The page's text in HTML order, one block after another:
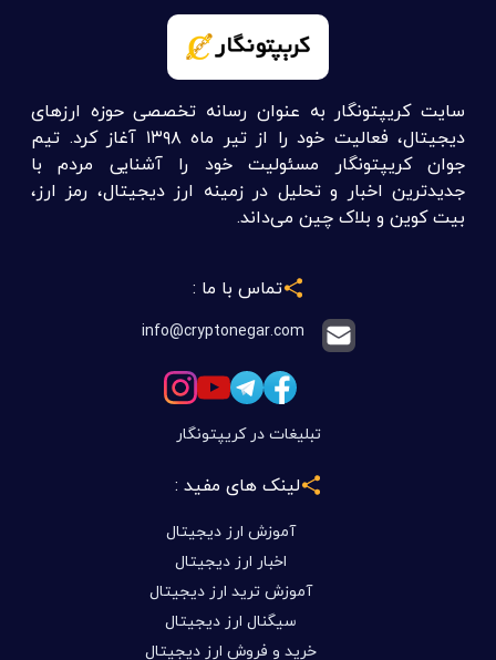
سایت کریپتونگار به عنوان رسانه تخصصی حوزه ارزهای
دیجیتال، فعالیت خود را از تیر ماه ۱۳۹۸ آغاز کرد. تیم
جوان کریپتونگار مسئولیت خود را آشنایی مردم با
جدیدترین اخبار و تحلیل در زمینه ارز دیجیتال، رمز ارز،
بیت کوین و بلاک چین می‌داند.
تماس با ما :
info@cryptonegar.com
تبلیغات در کریپتونگار
لینک های مفید :
آموزش ارز دیجیتال
اخبار ارز دیجیتال
آموزش ترید ارز دیجیتال
سیگنال ارز دیجیتال
خرید و فروش ارز دیجیتال